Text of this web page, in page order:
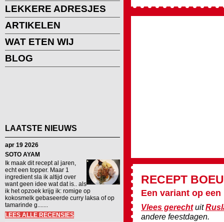
LEKKERE ADRESJES
ARTIKELEN
WAT ETEN WIJ
BLOG
LAATSTE NIEUWS
apr 19 2026
SOTO AYAM
Ik maak dit recept al jaren,
echt een topper. Maar 1
ingredient sla ik altijd over
want geen idee wat dat is.. als
ik het opzoek krijg ik: romige op
kokosmelk gebaseerde curry laksa of op
tamarinde g.......
LEES ALLE RECENSIES
RECEPT
Een variant op
Vlees gerechtuit
andere feestdagen.